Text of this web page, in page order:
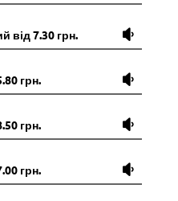
від 7.30 грн.
грн.
грн.
грн.